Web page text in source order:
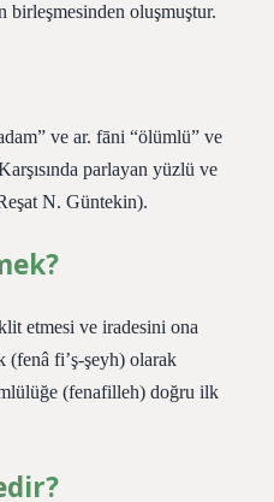
birleşmesinden oluşmuştur.
parlayan yüzlü ve
N. Güntekin).
etmesi ve iradesini ona
(fenâ fi’ş-şeyh) olarak
(fenafilleh) doğru ilk